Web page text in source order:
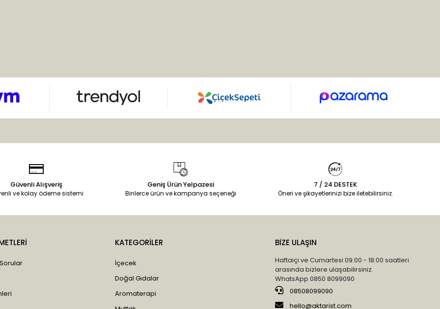
Güvenli Alışveriş
ve kolay ödeme sistemi
Geniş Ürün Yelpazesi
Binlerce ürün ve kampanya seçeneği
7 / 24 DESTEK
Öneri ve şikayetlerinizi bize iletebilirsiniz.
KATEGORİLER
İçecek
Doğal Gıdalar
Aromaterapi
BİZE ULAŞIN
Haftaiçi ve Cumartesi 09:00 - 18:00 saatleri
arasında bizlere ulaşabilirsiniz.
WhatsApp 0850 8099090
08508099090
hello@aktarist.com